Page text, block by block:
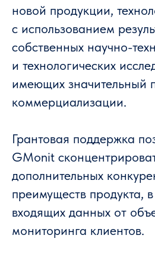
новой продукции,
с использованием
собственных научно-
и технологических
имеющих значительный
коммерциализации.
Грантовая поддержка
GMonit
дополнительных
преимуществ продукта,
входящих данных от
мониторинга клиентов.